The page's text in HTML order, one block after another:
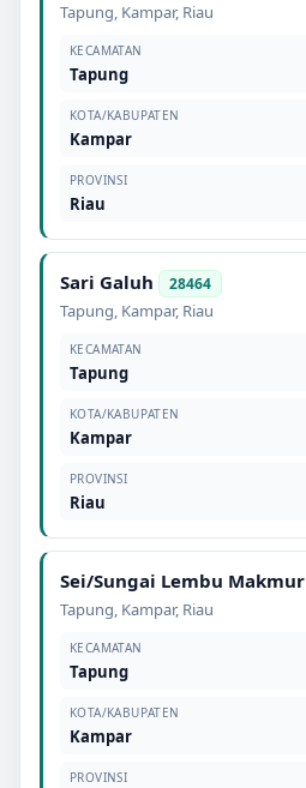
Tapung, Kampar, Riau
KECAMATAN
Tapung
KOTA/KABUPATEN
Kampar
PROVINSI
Riau
Sari Galuh 28464
Tapung, Kampar, Riau
KECAMATAN
Tapung
KOTA/KABUPATEN
Kampar
PROVINSI
Riau
Sei/Sungai Lembu Makmur
Tapung, Kampar, Riau
KECAMATAN
Tapung
KOTA/KABUPATEN
Kampar
PROVINSI